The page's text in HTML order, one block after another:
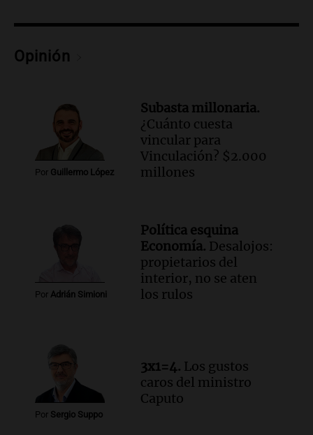
Panorama Federal
Audio.
Una mañana para todos
Episodios
Audio.
Matías, un inmigrante temoroso
ante la detención y deportación en
Estados Unidos
Audio.
Chile planteó mejorar la
conectividad fronteriza, aérea y digital
Panorama Federal
Episodios
proteínas
Una mañana para todos
Episodios
Opinión
Por Guillermo López
Subasta millonaria.
¿Cuánto cuesta
vincular para
Vinculación? $2.000
millones
Por Adrián Simioni
Política esquina
Economía. Desalojos:
propietarios del
interior, no se aten
los rulos
Por Sergio Suppo
3x1=4. Los gustos
caros del ministro
Caputo